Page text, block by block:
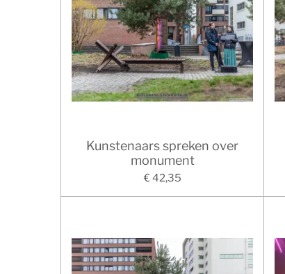
Kunstenaars spreken over
monument
€ 42,35